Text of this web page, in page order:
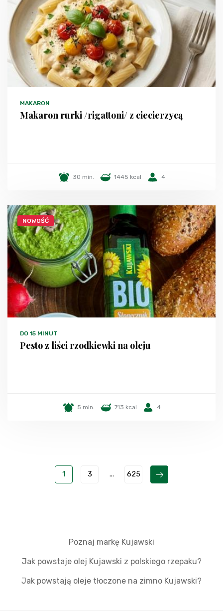
MAKARON
Makaron rurki /rigattoni/ z ciecierzycą
30 min. 1445 kcal 4
NOWOŚĆ
DO 15 MINUT
Pesto z liści rzodkiewki na oleju
5 min. 713 kcal 4
1 3 ... 625
Poznaj markę Kujawski
Jak powstaje olej Kujawski z polskiego rzepaku?
Jak powstają oleje tłoczone na zimno Kujawski?